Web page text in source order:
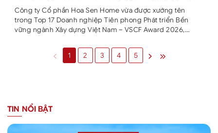
Nam 2026
Công ty Cổ phần Hoa Sen Home vừa được xướng tên
trong Top 17 Doanh nghiệp Tiên phong Phát triển Bền
vững ngành Xây dựng Việt Nam – VSCF Award 2026,
được trao tại Lễ Vinh danh trong khuôn khổ Diễn đàn Phát
triển Bền vững Ngành Xây dựng Việt Nam (VSCF 2026),
‹ 1 2 3 4 5 › »
TIN NỔI BẬT